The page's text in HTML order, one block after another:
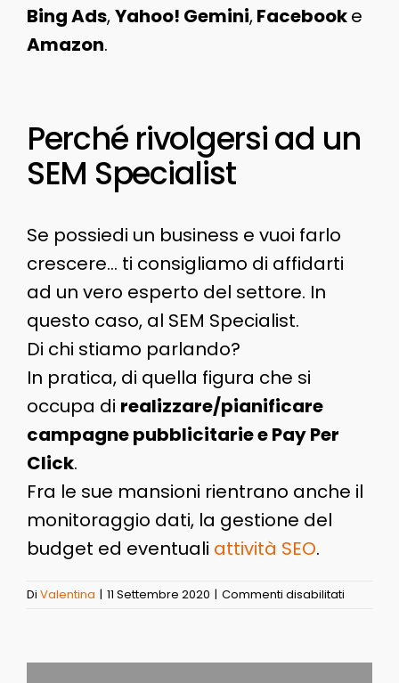
Bing Ads,Yahoo! Gemini,Facebooke
Amazon.
Perché rivolgersi ad un
SEM Specialist
Se possiedi un business e vuoi farlo
crescere… ti consigliamo di affidarti
ad un vero esperto del settore. In
questo caso, al SEM Specialist.
Di chi stiamo parlando?
In pratica, di quella figura che si
occupa di realizzare/pianificare
campagne pubblicitarie e Pay Per
Click.
Fra le sue mansioni rientrano anche il
monitoraggio dati, la gestione del
budget ed eventuali attività SEO.
Di Valentina | 11 Settembre 2020 | Commenti disabilitati